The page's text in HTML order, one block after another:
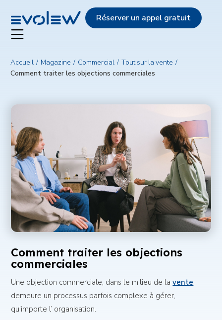
Réserver un appel gratuit
Accueil Magazine Commercial
Tout sur la vente
Comment traiter les objections commerciales
Comment traiter les objections
commerciales
Une objection commerciale, dans le milieu de lavente,
demeure un processus parfois complexe à gérer,
qu’importe l’ organisation.